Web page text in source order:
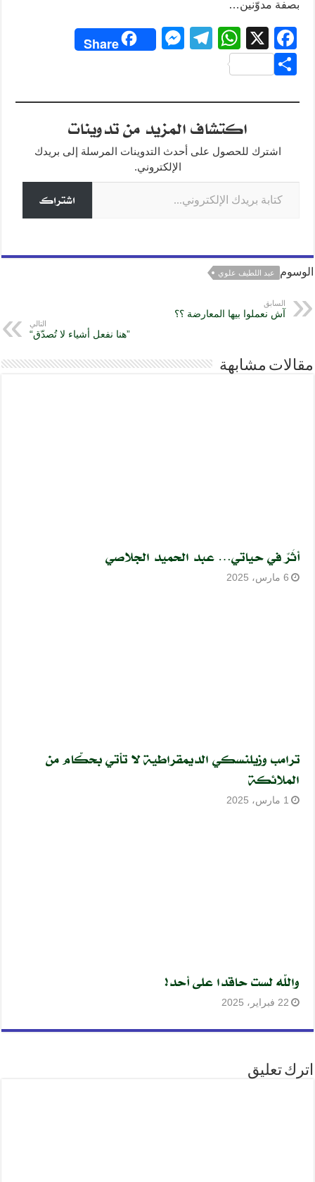
بصفة مدوّنين…
F
a
c
e
o
k
X
W
s
A
p
T
gr
a
m
M
e
n
g
er
Share
ar
اكتشاف المزيد من تدوينات
اشترك للحصول على أحدث التدوينات المرسلة إلى بريدك
الإلكتروني.
كتابة بريدك الإلكتروني...
اشتراك
الوسوم عبد اللطيف علوي
السابق
آش نعملوا بيها المعارضة ؟؟
التالي
”هنا نفعل أشياء لا تُصدّق“
مقالات مشابهة
أثَرٌ في حياتي… عبد الحميد الجلاصي
6 مارس، 2025
ترامب وزيلنسكي الديمقراطية لا تأتي بحكّام من
الملائكة
1 مارس، 2025
واللّه لست حاقدا على أحد!
22 فبراير، 2025
اترك تعليق